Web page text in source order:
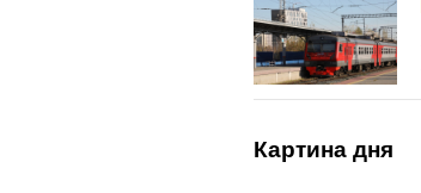
Картина дня